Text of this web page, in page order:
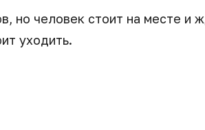
но человек стоит на месте и
уходить.